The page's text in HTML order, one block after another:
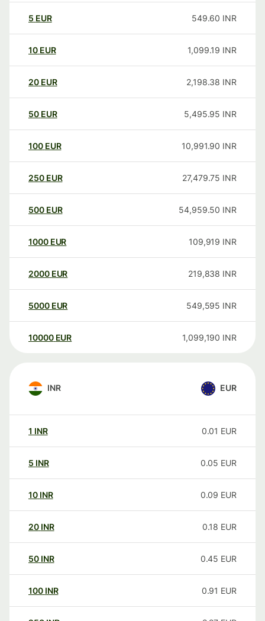
5 EUR 549.60 INR
10 EUR 1,099.19 INR
20 EUR 2,198.38 INR
50 EUR 5,495.95 INR
100 EUR 10,991.90 INR
250 EUR 27,479.75 INR
500 EUR 54,959.50 INR
1000 EUR 109,919 INR
2000 EUR 219,838 INR
5000 EUR 549,595 INR
10000 EUR 1,099,190 INR
INR EUR
1 INR 0.01 EUR
5 INR 0.05 EUR
10 INR 0.09 EUR
20 INR 0.18 EUR
50 INR 0.45 EUR
100 INR 0.91 EUR